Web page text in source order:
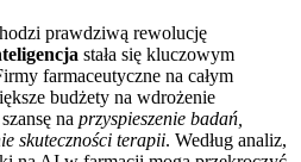
prawdziwą rewolucję
stała się kluczowym
farmaceutyczne na całym
budżety na wdrożenie
na przyspieszenie badań,
skuteczności terapii. Według analiz,